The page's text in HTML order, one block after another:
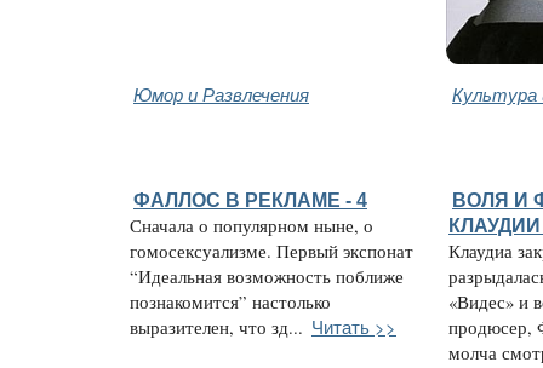
Юмор и Развлечения Культура
ФАЛЛОС В РЕКЛАМЕ - 4
Сначала о популярном ныне, о
гомосексуализме. Первый экспонат
“Идеальная возможность поближе
познакомится” настолько
выразителен, что зд... Читать >>
ВОЛЯ И
Клаудиа
«Видес» и
продюсер,
молча